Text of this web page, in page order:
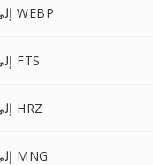
WPG إلى WEBP
WPG إلى FTS
WPG إلى HRZ
WPG إلى MNG